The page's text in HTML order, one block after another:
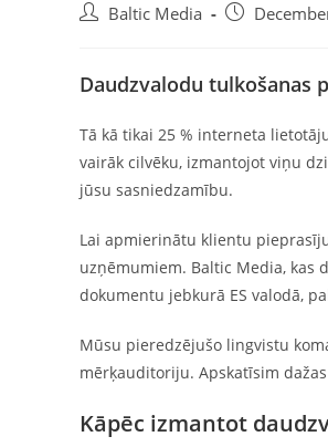
Post Baltic Media
Post
Daudzvalodu tulkošanas
Tā kā tikai 25 % interneta
vairāk cilvēku, izmantojot viņu
jūsu sasniedzamību.
Lai apmierinātu klientu
uzņēmumiem. Baltic Media, kas
dokumentu jebkurā ES valodā,
Mūsu pieredzējušo lingvistu
mērķauditoriju. Apskatīsim
Kāpēc izmantot